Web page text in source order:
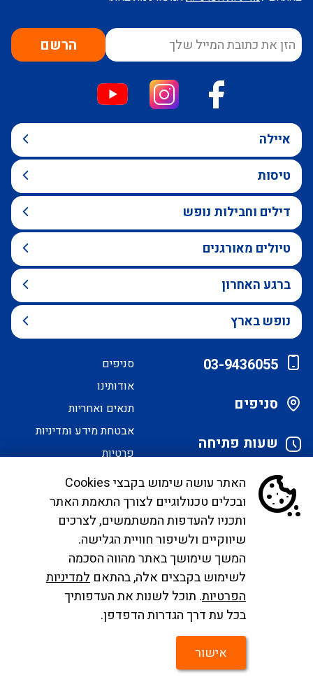
הרשם
איילה
טיסות
דילים וחבילות נופש
טיולים מאורגנים
ברגע האחרון
נופש בארץ
03-9436055
סניפים
שעות פתיחה
סניפים
אודותינו
תנאים ואחריות
אבטחת מידע ומדיניות
פרטיות
הסדרי נגישות
לקוחות יקרים, בימים אלו אנו נערכים ליישם את
הנחיית הממונה בדבר פרסום אישור טיסות שכר ע"י
רשות התעופה. עד להטמעה מלאה של היישום ניתן
לפנות לבירורים לכתובת המייל
infocc@ayalagroup.co.il. לצפייה בזכויות הנוסע
לפי חוק שרותי תעופהלחצו כאן, למידע לנוסע
האתר עושה שימוש בקבצי Cookies
ובכלים טכנולוגיים לצורך התאמת האתר
ותכניו להעדפות המשתמשים, לצרכים
שיווקיים ולשיפור חוויית הגלישה.
המשך שימושך באתר מהווה הסכמה
לשימוש בקבצים אלה, בהתאם למדיניות
הפרטיות. תוכל לשנות את העדפותיך
בכל עת דרך הגדרות הדפדפן.
אישור